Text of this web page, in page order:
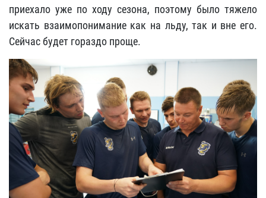
приехало уже по ходу сезона, поэтому было тяжело
искать взаимопонимание как на льду, так и вне его.
Сейчас будет гораздо проще.